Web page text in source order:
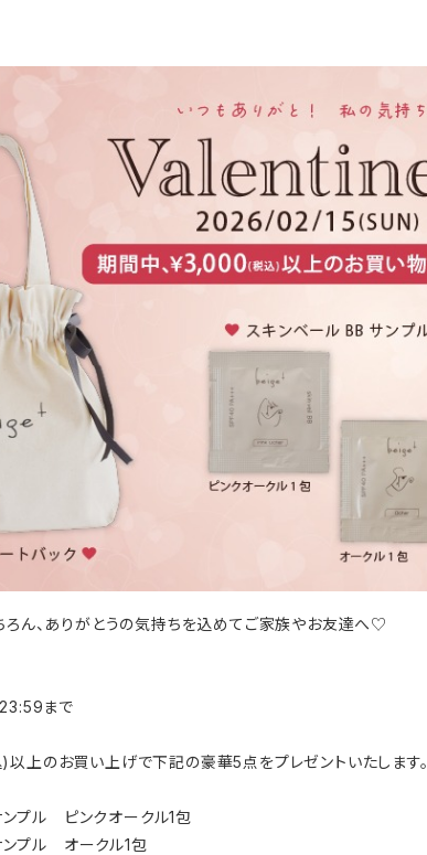
ん、ありがとうの気持ちを込めてご家族やお友達へ♡
まで
上のお買い上げで下記の豪華5点をプレゼントいたします。
ンプル ピンクオークル1包
ンプル オークル1包